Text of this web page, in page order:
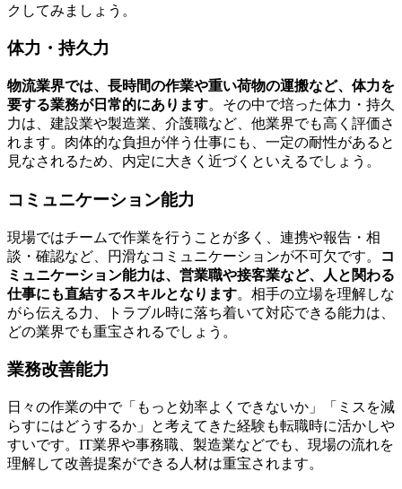
クしてみましょう。
体力・持久力
物流業界では、長時間の作業や重い荷物の運搬など、体力を
要する業務が日常的にあります。その中で培った体力・持久
力は、建設業や製造業、介護職など、他業界でも高く評価さ
れます。肉体的な負担が伴う仕事にも、一定の耐性があると
見なされるため、内定に大きく近づくといえるでしょう。
コミュニケーション能力
現場ではチームで作業を行うことが多く、連携や報告・相
談・確認など、円滑なコミュニケーションが不可欠です。
コ
ミュニケーション能力は、営業職や接客業など、人と関わる
仕事にも直結するスキルとなります。相手の立場を理解しな
がら伝える力、トラブル時に落ち着いて対応できる能力は、
どの業界でも重宝されるでしょう。
業務改善能力
日々の作業の中で「もっと効率よくできないか」「ミスを減
らすにはどうするか」と考えてきた経験も転職時に活かしや
すいです。IT業界や事務職、製造業などでも、現場の流れを
理解して改善提案ができる人材は重宝されます。